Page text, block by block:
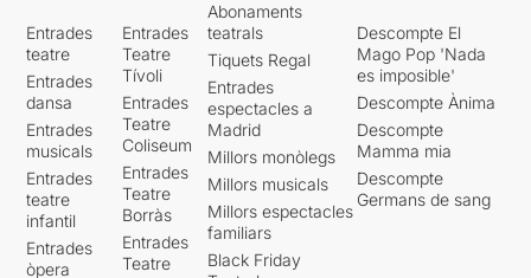
Entrades
teatre
Entrades
dansa
Entrades
musicals
Entrades
teatre
infantil
Entrades
òpera
Entrades
Teatre
Tívoli
Entrades
Teatre
Coliseum
Entrades
Teatre
Borràs
Entrades
Teatre
Abonaments
teatrals
Tiquets Regal
Entrades
espectacles a
Madrid
Millors monòlegs
Millors musicals
Millors espectacles
familiars
Black Friday
Descompte El
Mago Pop 'Nada
es imposible'
Descompte Ànima
Descompte
Mamma mia
Descompte
Germans de sang